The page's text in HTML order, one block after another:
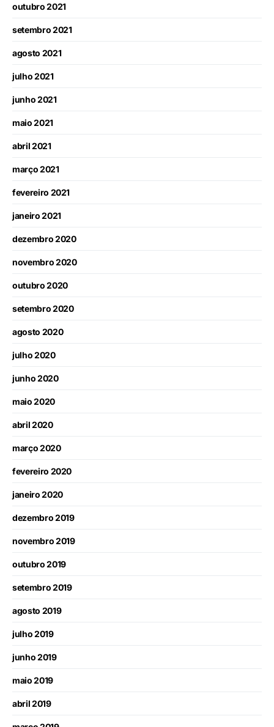
outubro 2021
setembro 2021
agosto 2021
julho 2021
junho 2021
maio 2021
abril 2021
março 2021
fevereiro 2021
janeiro 2021
dezembro 2020
novembro 2020
outubro 2020
setembro 2020
agosto 2020
julho 2020
junho 2020
maio 2020
abril 2020
março 2020
fevereiro 2020
janeiro 2020
dezembro 2019
novembro 2019
outubro 2019
setembro 2019
agosto 2019
julho 2019
junho 2019
maio 2019
abril 2019